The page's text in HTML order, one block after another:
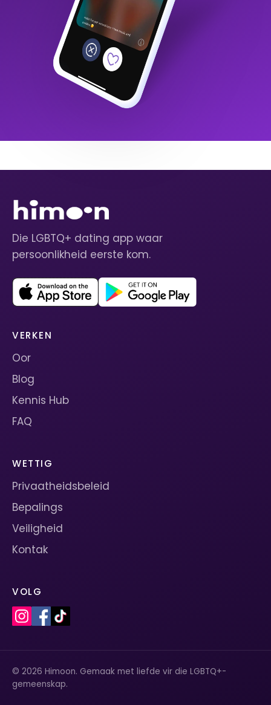
Die LGBTQ+ dating app waar
persoonlikheid eerste kom.
VERKEN
Oor
Blog
Kennis Hub
FAQ
WETTIG
Privaatheidsbeleid
Bepalings
Veiligheid
Kontak
VOLG
© 2026 Himoon. Gemaak met liefde vir die LGBTQ+-
gemeenskap.